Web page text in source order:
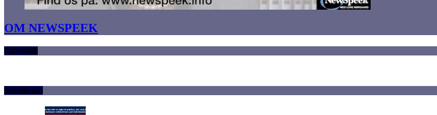
OM NEWSPEEK
Facebook
Seneste nyt